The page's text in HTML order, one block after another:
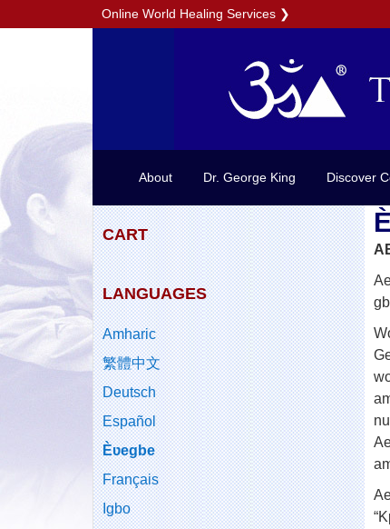
Online World Healing Services ❯
About Dr. George King Discover
CART
LANGUAGES
Amharic
繁體中文
Deutsch
Español
Èʋegbe
Français
Igbo